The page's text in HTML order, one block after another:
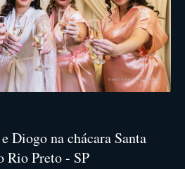
Diogo na chácara Santa
Rio Preto - SP